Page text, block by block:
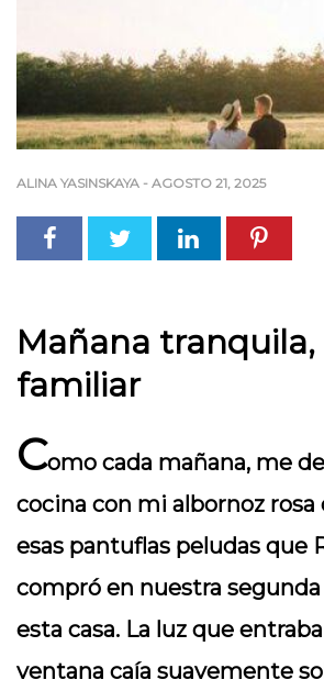
ALINA YASINSKAYA - AGOSTO 21, 2025
Mañana
familiar
Como cada mañana, me
cocina con mi albornoz rosa
esas pantuflas peludas que
compró en nuestra
esta casa. La luz que
ventana caía suavemente